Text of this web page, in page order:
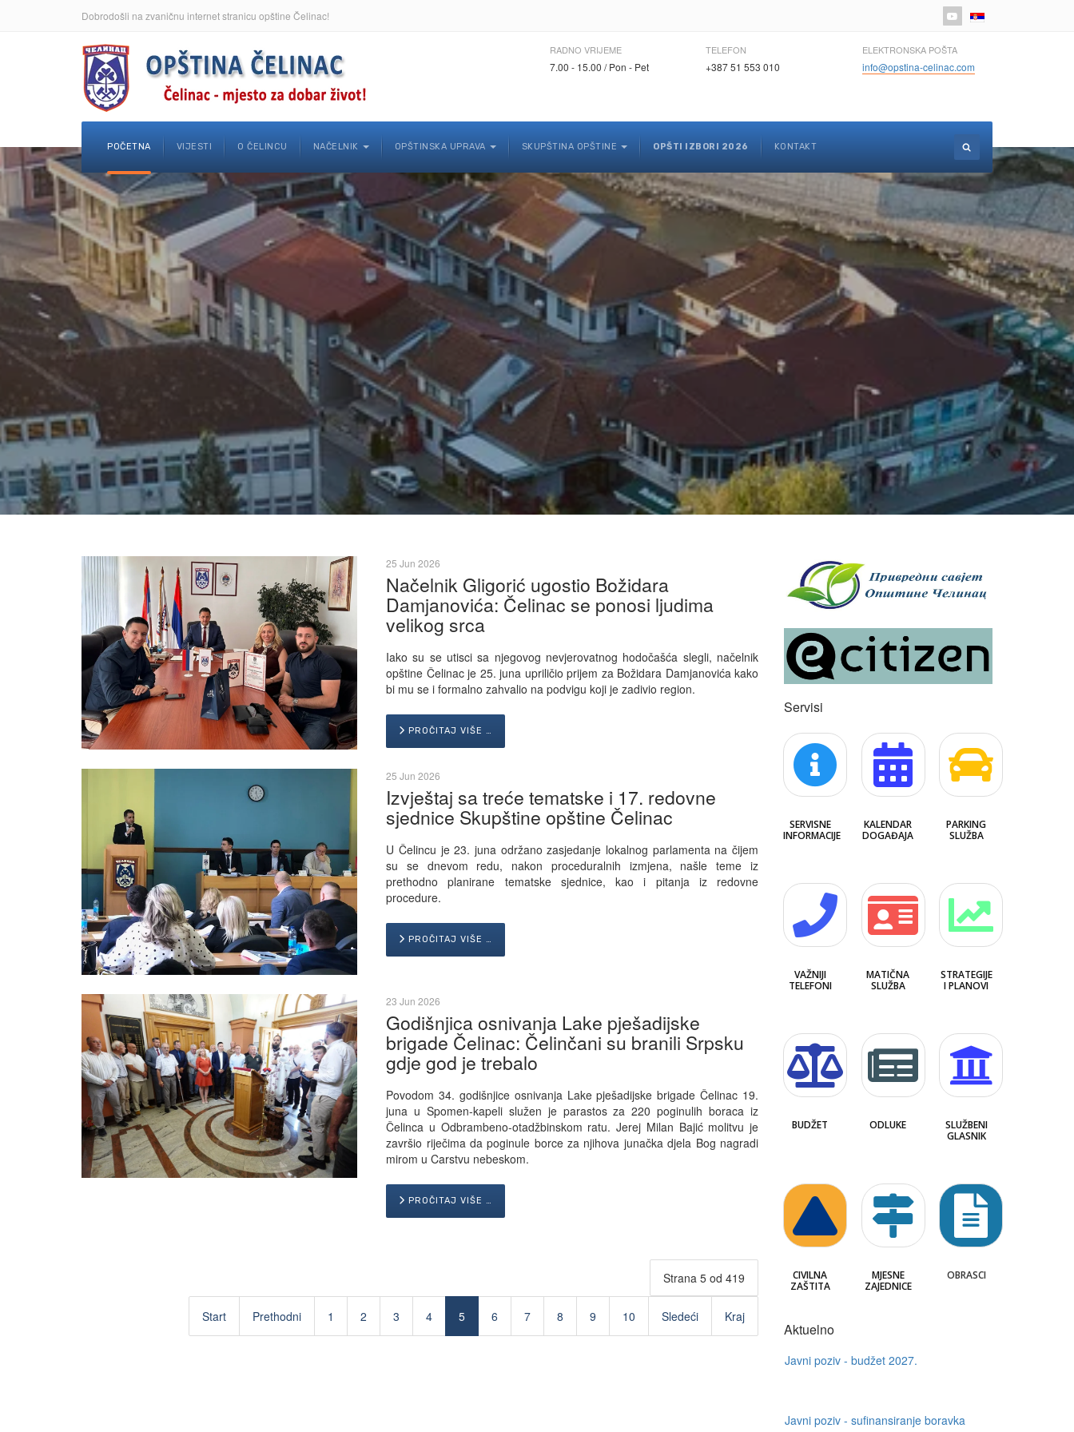
Dobrodošli na zvaničnu internet stranicu opštine Čelinac! Izaberite vaš jezik
RADNO VRIJEME
7.00 - 15.00 / Pon - Pet
TELEFON
+387 51 553 010
ELEKTRONSKA POŠTA
info@opstina-celinac.com
POČETNA VIJESTI O ČELINCU NAČELNIK OPŠTINSKA UPRAVA SKUPŠTINA OPŠTINE OPŠTI IZBORI 2026 KONTAKT
25 Jun 2026
Načelnik Gligorić ugostio Božidara
Damjanovića: Čelinac se ponosi ljudima
velikog srca
Iako su se utisci sa njegovog nevjerovatnog hodočašća slegli, načelnik
opštine Čelinac je 25. juna upriličio prijem za Božidara Damjanovića kako
bi mu se i formalno zahvalio na podvigu koji je zadivio region.
PROČITAJ VIŠE …
25 Jun 2026
Izvještaj sa treće tematske i 17. redovne
sjednice Skupštine opštine Čelinac
U Čelincu je 23. juna održano zasjedanje lokalnog parlamenta na čijem
su se dnevom redu, nakon proceduralnih izmjena, našle teme iz
prethodno planirane tematske sjednice, kao i pitanja iz redovne
procedure.
PROČITAJ VIŠE …
23 Jun 2026
Godišnjica osnivanja Lake pješadijske
brigade Čelinac: Čelinčani su branili Srpsku
gdje god je trebalo
Povodom 34. godišnjice osnivanja Lake pješadijske brigade Čelinac 19.
juna u Spomen-kapeli služen je parastos za 220 poginulih boraca iz
Čelinca u Odbrambeno-otadžbinskom ratu. Jerej Milan Bajić molitvu je
završio riječima da poginule borce za njihova junačka djela Bog nagradi
mirom u Carstvu nebeskom.
PROČITAJ VIŠE …
Strana 5 od 419
Start Prethodni 1 2 3 4 5 6 7 8 9 10 Sledeći Kraj
Servisi
SERVISNE
INFORMACIJE
KALENDAR
DOGAĐAJA
PARKING
SLUŽBA
VAŽNIJI
TELEFONI
MATIČNA
SLUŽBA
STRATEGIJE
I PLANOVI
BUDŽET ODLUKE
SLUŽBENI
GLASNIK
CIVILNA
ZAŠTITA
MJESNE
ZAJEDNICE
OBRASCI
Aktuelno
Javni poziv - sufinansiranje boravka
Raspored rada čelinačkih apoteka